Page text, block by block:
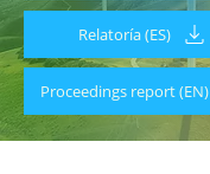
Relatoría (ES)
Proceedings report (EN)